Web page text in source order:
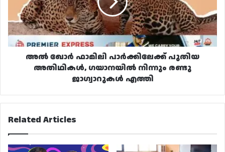
പുതിയ
അതിഥികൾ,
ഗയാനയിൽ
നിന്നും
രണ്ടു
ജാഗ്വാറുകൾ
അൽ ഖോർ ഫാമിലി പാർക്കിലേക്ക് പുതിയ
അതിഥികൾ, ഗയാനയിൽ നിന്നും രണ്ടു
ജാഗ്വാറുകൾ എത്തി
Related Articles